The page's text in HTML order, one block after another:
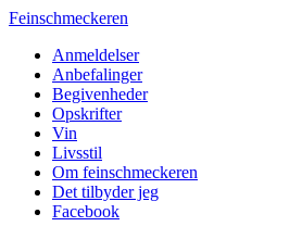
Feinschmeckeren
Anmeldelser
Anbefalinger
Begivenheder
Opskrifter
Vin
Livsstil
Om feinschmeckeren
Det tilbyder jeg
Facebook